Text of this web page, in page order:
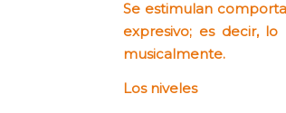
Se estimulan
expresivo; es decir,
musicalmente.
Los niveles